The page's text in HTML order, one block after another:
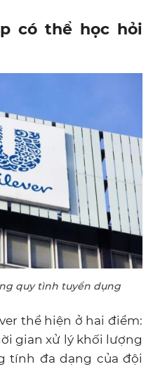
có thể học hỏi
quy tình tuyển dụng
thể hiện ở hai điểm:
gian xử lý khối lượng
tính đa dạng của đội